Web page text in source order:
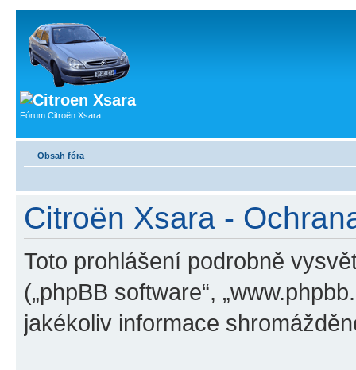
Fórum Citroën Xsara
Obsah fóra
Citroën Xsara -
Toto prohlášení podrobně
(„phpBB software“,
jakékoliv informace